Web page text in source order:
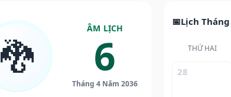
🐉
ÂM LỊCH
6
Tháng 4 Năm 2036
Lịch
THỨ HAI
28